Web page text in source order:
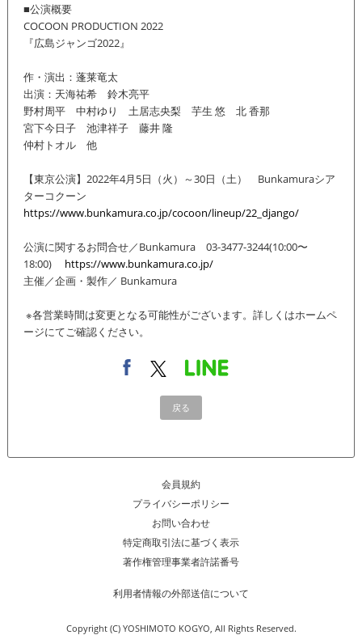
■公演概要
COCOON PRODUCTION 2022
『広島ジャンゴ2022』
作・演出：蓬莱竜太
出演：天海祐希 鈴木亮平
野村周平 中村ゆり 土居志央梨 芋生 悠 北 香那
宮下今日子 池津祥子 藤井 隆
仲村トオル 他
【東京公演】2022年4月5日（火）～30日（土） Bunkamuraシア
ターコクーン
https://www.bunkamura.co.jp/cocoon/lineup/22_django/
公演に関するお問合せ／Bunkamura 03-3477-3244(10:00〜
18:00)
https://www.bunkamura.co.jp/
主催／企画・製作／ Bunkamura
※各営業時間は変更となる可能性がございます。詳しくはホームペ
ージにてご確認ください。
戻る
会員規約
プライバシーポリシー
お問い合わせ
特定商取引法に基づく表示
著作権管理事業者許諾番号
利用者情報の外部送信について
Copyright (C) YOSHIMOTO KOGYO, All Rights Reserved.